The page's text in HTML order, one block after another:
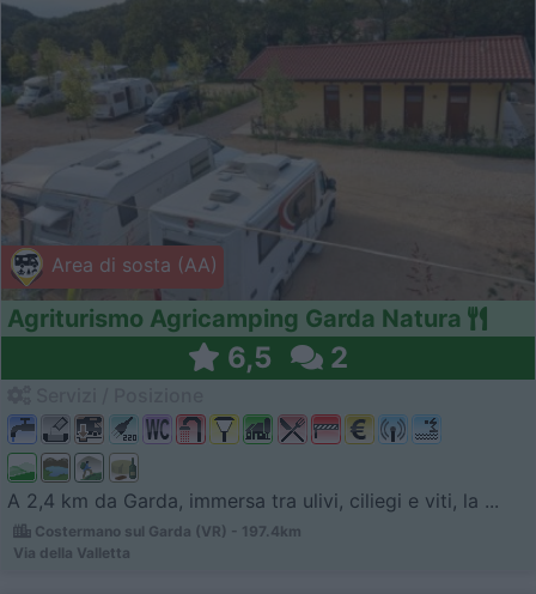
Area di sosta (AA)
Agriturismo Agricamping Garda Natura
6,5 2
A 2,4 km da Garda, immersa tra ulivi, ciliegi e viti, la ...
Costermano sul Garda (VR) - 197.4km
Via della Valletta